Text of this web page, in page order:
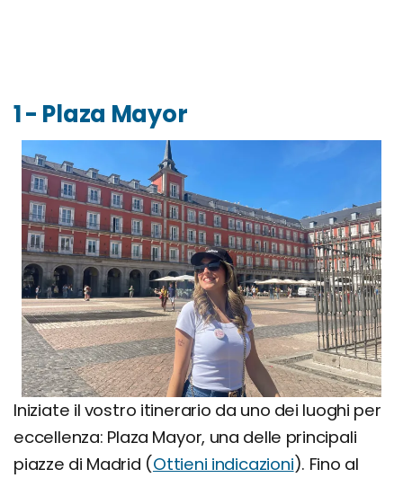
1 - Plaza Mayor
Iniziate il vostro itinerario da uno dei luoghi per
eccellenza: Plaza Mayor, una delle principali
piazze di Madrid (Ottieni indicazioni). Fino al